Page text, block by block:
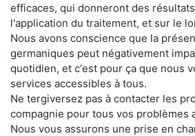
efficaces, qui donneront des
l'application du traitement, et sur le
Nous avons conscience que la
germaniques peut négativement
quotidien, et c'est pour ça que nous
services accessibles à tous.
Ne tergiversez pas à contacter les
compagnie pour tous vos problèmes
Nous vous assurons une prise en